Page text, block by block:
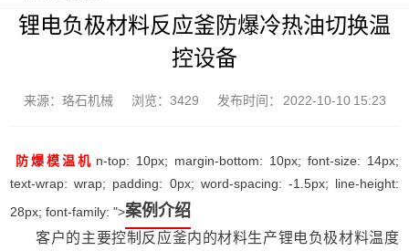
锂电负极材料反应釜防爆冷热油切换温
控设备
来源：珞石机械 浏览：3429 发布时间： 2022-10-10 15:23
防爆模温机 n-top: 10px; margin-bottom: 10px; font-size: 14px;
text-wrap: wrap; padding: 0px; word-spacing: -1.5px; line-height:
28px; font-family: ">案例介绍
客户的主要控制反应釜内的材料生产锂电负极材料温度